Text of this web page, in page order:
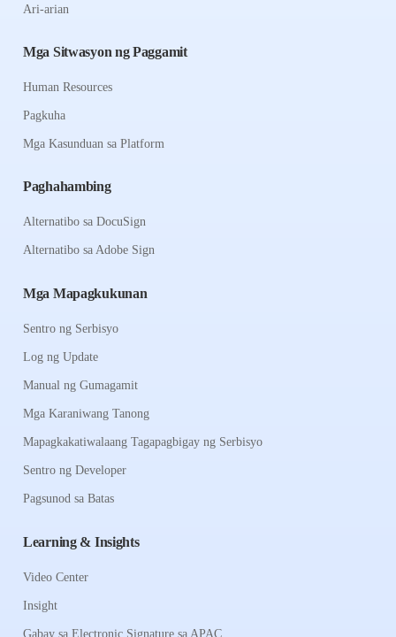
Ari-arian
Mga Sitwasyon ng Paggamit
Human Resources
Pagkuha
Mga Kasunduan sa Platform
Paghahambing
Alternatibo sa DocuSign
Alternatibo sa Adobe Sign
Mga Mapagkukunan
Sentro ng Serbisyo
Log ng Update
Manual ng Gumagamit
Mga Karaniwang Tanong
Mapagkakatiwalaang Tagapagbigay ng Serbisyo
Sentro ng Developer
Pagsunod sa Batas
Learning & Insights
Video Center
Insight
Gabay sa Electronic Signature sa APAC